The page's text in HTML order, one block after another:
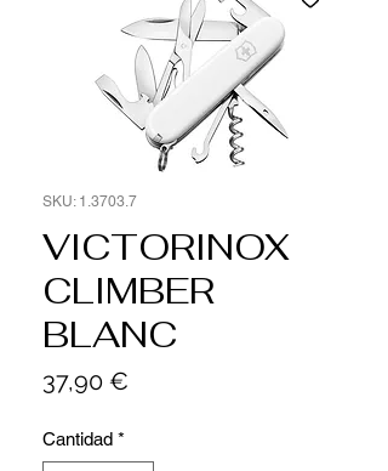
SKU: 1.3703.7
VICTORINOX
CLIMBER
BLANC
37,90 €
Cantidad *